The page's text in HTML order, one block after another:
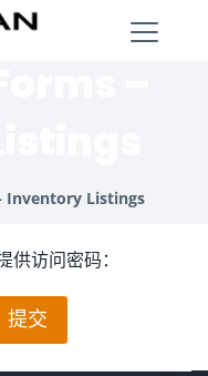
Inventory Listings
访问密码：